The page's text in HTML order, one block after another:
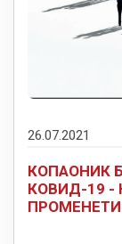
26.07.2021
КОПАОНИК
КОВИД-19 -